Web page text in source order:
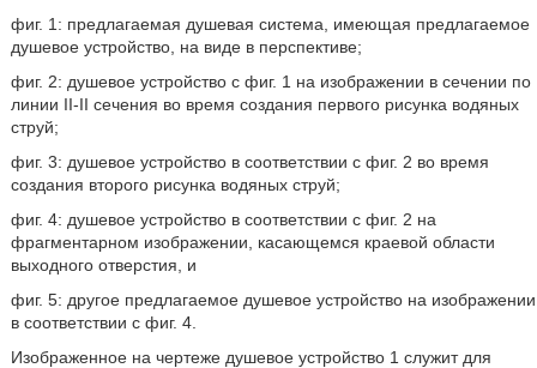
фиг. 1: предлагаемая душевая система, имеющая предлагаемое
душевое устройство, на виде в перспективе;
фиг. 2: душевое устройство с фиг. 1 на изображении в сечении по
линии II-II сечения во время создания первого рисунка водяных
струй;
фиг. 3: душевое устройство в соответствии с фиг. 2 во время
создания второго рисунка водяных струй;
фиг. 4: душевое устройство в соответствии с фиг. 2 на
фрагментарном изображении, касающемся краевой области
выходного отверстия, и
фиг. 5: другое предлагаемое душевое устройство на изображении
в соответствии с фиг. 4.
Изображенное на чертеже душевое устройство 1 служит для